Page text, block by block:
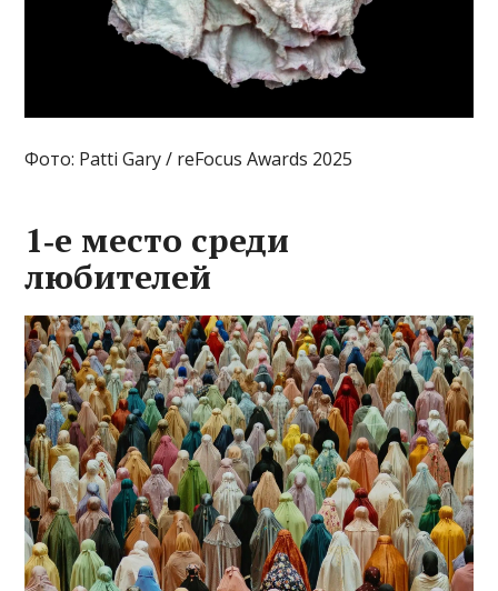
Фото: Patti Gary / reFocus Awards 2025
1‑е место среди
любителей